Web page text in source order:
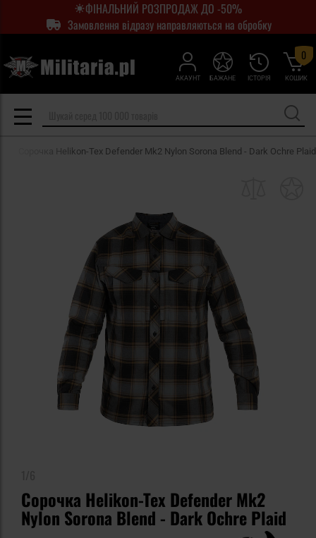
ФІНАЛЬНИЙ РОЗПРОДАЖ ДО -50%
Замовлення відразу направляються на обробку
АКАУНТ ІСТОРІЯ
БАЖАНЕ КОШИК
0
Сорочка Helikon-Tex Defender Mk2 Nylon Sorona Blend - Dark Ochre Plaid
Сорочка Helikon-Tex Defender Mk2
Nylon Sorona Blend - Dark Ochre Plaid